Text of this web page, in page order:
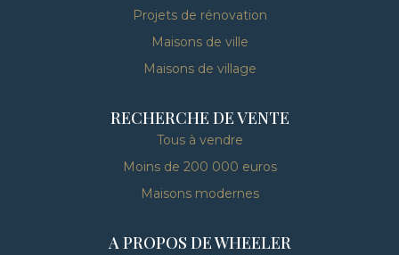
Projets de rénovation
Maisons de ville
Maisons de village
RECHERCHE DE VENTE
Tous à vendre
Moins de 200 000 euros
Maisons modernes
A PROPOS DE WHEELER